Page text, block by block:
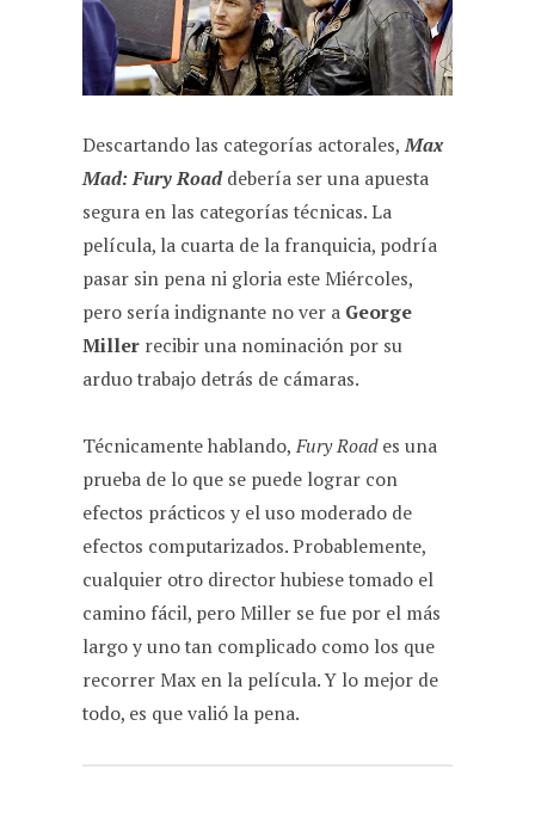
Descartando las categorías actorales,Max
Mad: Fury Roaddebería ser una apuesta
segura en las categorías técnicas. La
película, la cuarta de la franquicia, podría
pasar sin pena ni gloria este Miércoles,
pero sería indignante no ver a George
Miller recibir una nominación por su
arduo trabajo detrás de cámaras.
Técnicamente hablando,Fury Roades una
prueba de lo que se puede lograr con
efectos prácticos y el uso moderado de
efectos computarizados. Probablemente,
cualquier otro director hubiese tomado el
camino fácil, pero Miller se fue por el más
largo y uno tan complicado como los que
recorrer Max en la película. Y lo mejor de
todo, es que valió la pena.